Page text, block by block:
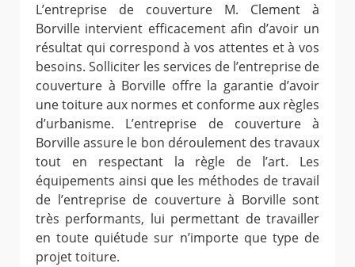
L’entreprise de couverture M. Clement à
Borville intervient efficacement afin d’avoir un
résultat qui correspond à vos attentes et à vos
besoins. Solliciter les services de l’entreprise de
couverture à Borville offre la garantie d’avoir
une toiture aux normes et conforme aux règles
d’urbanisme. L’entreprise de couverture à
Borville assure le bon déroulement des travaux
tout en respectant la règle de l’art. Les
équipements ainsi que les méthodes de travail
de l’entreprise de couverture à Borville sont
très performants, lui permettant de travailler
en toute quiétude sur n’importe que type de
projet toiture.